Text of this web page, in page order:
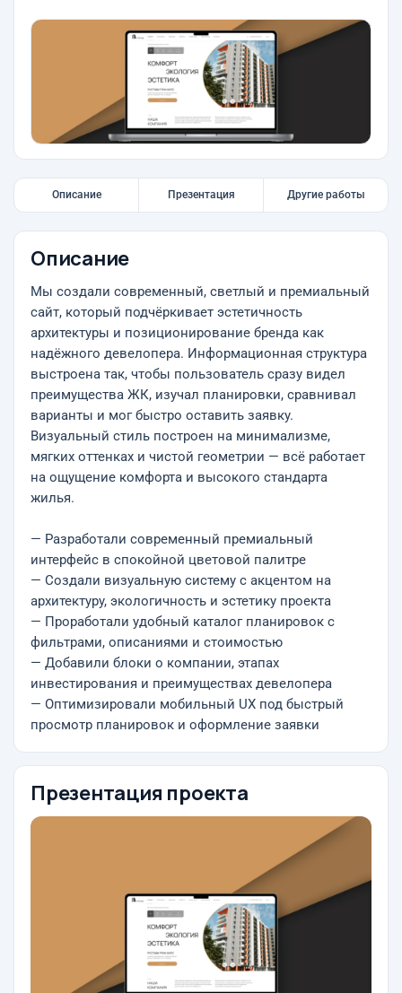
Описание Презентация Другие работы
Описание
Мы создали современный, светлый и премиальный
сайт, который подчёркивает эстетичность
архитектуры и позиционирование бренда как
надёжного девелопера. Информационная структура
выстроена так, чтобы пользователь сразу видел
преимущества ЖК, изучал планировки, сравнивал
варианты и мог быстро оставить заявку.
Визуальный стиль построен на минимализме,
мягких оттенках и чистой геометрии — всё работает
на ощущение комфорта и высокого стандарта
жилья.
— Разработали современный премиальный
интерфейс в спокойной цветовой палитре
— Создали визуальную систему с акцентом на
архитектуру, экологичность и эстетику проекта
— Проработали удобный каталог планировок с
фильтрами, описаниями и стоимостью
— Добавили блоки о компании, этапах
инвестирования и преимуществах девелопера
— Оптимизировали мобильный UX под быстрый
просмотр планировок и оформление заявки
Презентация проекта